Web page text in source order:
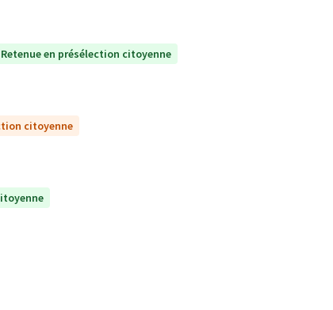
Retenue en présélection citoyenne
citoyenne